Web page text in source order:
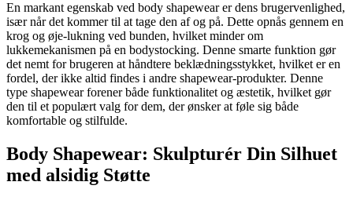
En markant egenskab ved body shapewear er dens brugervenlighed,
især når det kommer til at tage den af og på. Dette opnås gennem en
krog og øje-lukning ved bunden, hvilket minder om
lukkemekanismen på en bodystocking. Denne smarte funktion gør
det nemt for brugeren at håndtere beklædningsstykket, hvilket er en
fordel, der ikke altid findes i andre shapewear-produkter. Denne
type shapewear forener både funktionalitet og æstetik, hvilket gør
den til et populært valg for dem, der ønsker at føle sig både
komfortable og stilfulde.
Body Shapewear: Skulpturér Din Silhuet
med alsidig Støtte